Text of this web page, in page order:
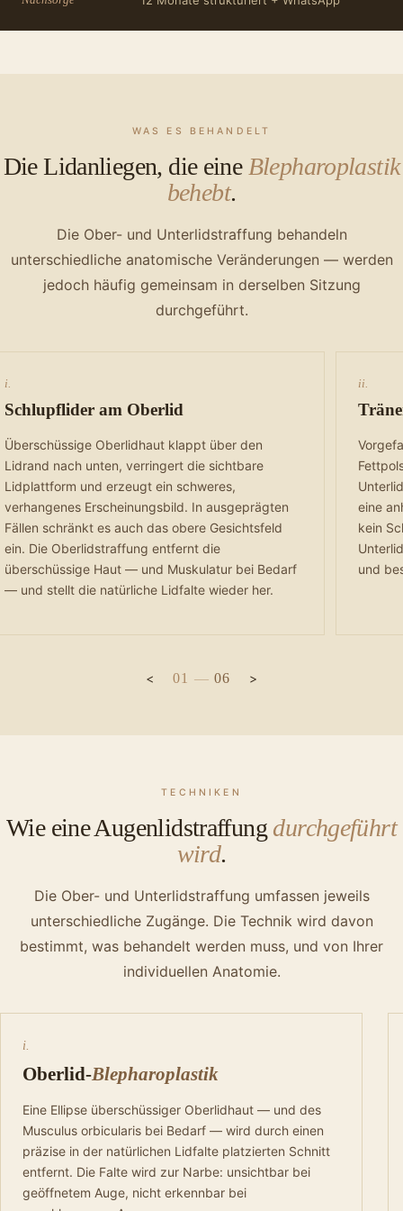
WAS ES BEHANDELT
Die Lidanliegen, die eine Blepharoplastik
behebt.
Die Ober- und Unterlidstraffung behandeln
unterschiedliche anatomische Veränderungen — werden
jedoch häufig gemeinsam in derselben Sitzung
durchgeführt.
i.
Schlupflider am Oberlid
Überschüssige Oberlidhaut klappt über den
Lidrand nach unten, verringert die sichtbare
Lidplattform und erzeugt ein schweres,
verhangenes Erscheinungsbild. In ausgeprägten
Fällen schränkt es auch das obere Gesichtsfeld
ein. Die Oberlidstraffung entfernt die
überschüssige Haut — und Muskulatur bei Bedarf
— und stellt die natürliche Lidfalte wieder her.
ii.
eine
kein
und
01 — 06
TECHNIKEN
Wie eine Augenlidstraffung durchgeführt
wird.
Die Ober- und Unterlidstraffung umfassen jeweils
unterschiedliche Zugänge. Die Technik wird davon
bestimmt, was behandelt werden muss, und von Ihrer
individuellen Anatomie.
i.
Oberlid-Blepharoplastik
Eine Ellipse überschüssiger Oberlidhaut — und des
Musculus orbicularis bei Bedarf — wird durch einen
präzise in der natürlichen Lidfalte platzierten Schnitt
entfernt. Die Falte wird zur Narbe: unsichtbar bei
geöffnetem Auge, nicht erkennbar bei